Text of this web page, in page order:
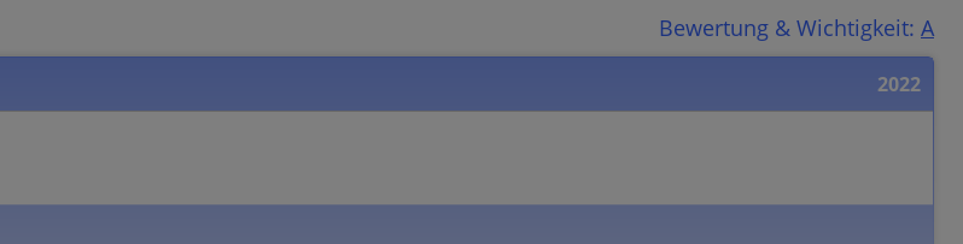
Bewertung & Wichtigkeit: A
2022